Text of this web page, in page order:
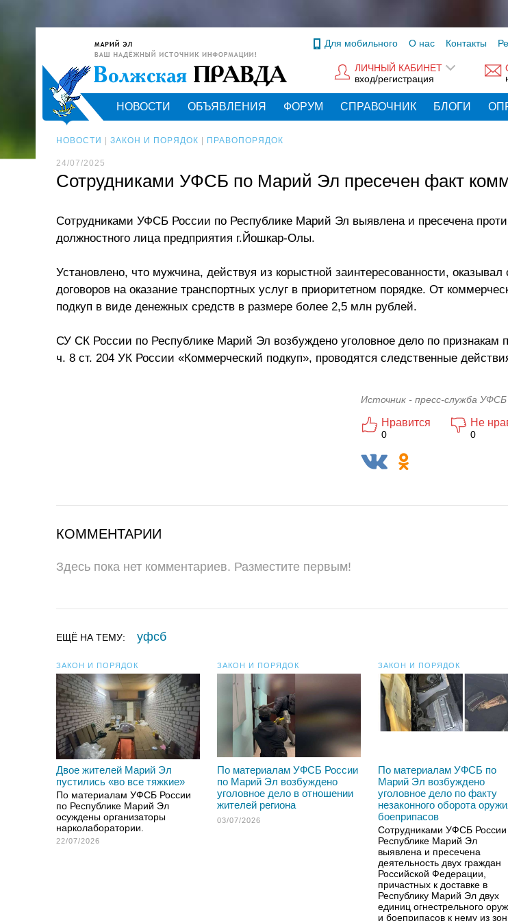
Для мобильного О нас Контакты
ЛИЧНЫЙ КАБИНЕТ
вход/регистрация
НОВОСТИ ОБЪЯВЛЕНИЯ ФОРУМ СПРАВОЧНИК БЛОГИ
НОВОСТИ ЗАКОН И ПОРЯДОК ПРАВОПОРЯДОК
24/07/2025
Сотрудниками УФСБ по Марий Эл пресечен факт
Сотрудниками УФСБ России по Республике Марий Эл выявлена и пресечена
должностного лица предприятия г.Йошкар-Олы.
Установлено, что мужчина, действуя из корыстной заинтересованности,
договоров на оказание транспортных услуг в приоритетном порядке. От
подкуп в виде денежных средств в размере более 2,5 млн рублей.
СУ СК России по Республике Марий Эл возбуждено уголовное дело по признакам
ч. 8 ст. 204 УК России «Коммерческий подкуп», проводятся следственные
Источник - пресс-служба
Нравится
0
Не
0
КОММЕНТАРИИ
Здесь пока нет комментариев. Разместите первым!
ЕЩЁ НА ТЕМУ: уфсб
ЗАКОН И ПОРЯДОК
Двое жителей Марий Эл
пустились «во все тяжкие»
По материалам УФСБ России
по Республике Марий Эл
осуждены организаторы
нарколаборатории.
22/07/2026
ЗАКОН И ПОРЯДОК
По материалам УФСБ России
по Марий Эл возбуждено
уголовное дело в отношении
жителей региона
03/07/2026
ЗАКОН И ПОРЯДОК
По материалам УФСБ по
Марий Эл возбуждено
уголовное дело по факту
незаконного оборота
боеприпасов
Сотрудниками УФСБ
Республике Марий Эл
выявлена и пресечена
деятельность двух граждан
Российской Федерации,
причастных к доставке в
Республику Марий Эл двух
единиц огнестрельного
и боеприпасов к нему из